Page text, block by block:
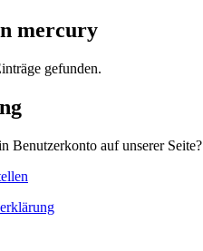
mercury
gefunden.
Benutzerkonto auf unserer Seite?